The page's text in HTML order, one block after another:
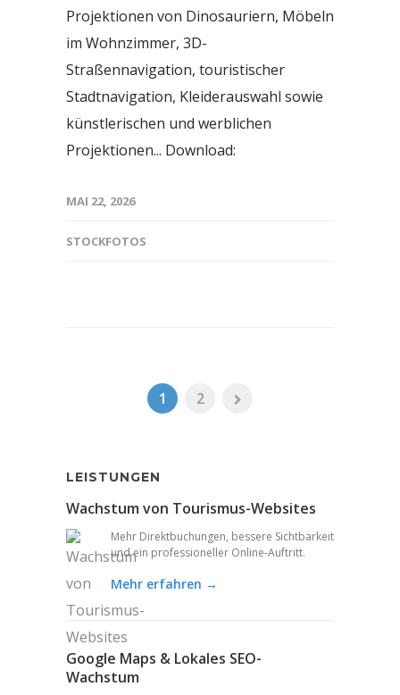
Projektionen von Dinosauriern, Möbeln
im Wohnzimmer, 3D-
Straßennavigation, touristischer
Stadtnavigation, Kleiderauswahl sowie
künstlerischen und werblichen
Projektionen... Download:
MAI 22, 2026
STOCKFOTOS
1 2
LEISTUNGEN
Wachstum von Tourismus-Websites
Mehr Direktbuchungen, bessere Sichtbarkeit
und ein professioneller Online-Auftritt.
Mehr erfahren →
Google Maps & Lokales SEO-
Wachstum